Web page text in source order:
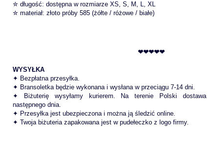
✮ długość: dostępna w rozmiarze XS, S, M, L, XL
✮ materiał: złoto próby 585 (żółte / różowe / białe)
❤❤❤❤❤
WYSYŁKA
✦ Bezpłatna przesyłka.
✦ Bransoletka będzie wykonana i wysłana w przeciągu 7-14 dni.
✦ Biżuterię wysyłamy kurierem. Na terenie Polski dostawa
następnego dnia.
✦ Przesyłka jest ubezpieczona i można ją śledzić online.
✦ Twoja biżuteria zapakowana jest w pudełeczko z logo firmy.